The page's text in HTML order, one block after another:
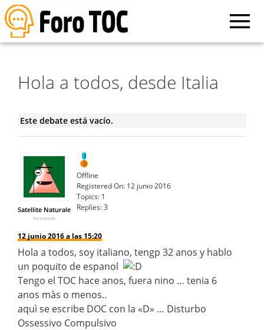
Hola a todos, desde Italia
Este debate está vacío.
Satellite Naturale
Participante
Offline
Registered On: 12 junio 2016
Topics: 1
Replies:3
12 junio 2016 a las 15:20
Hola a todos, soy italiano, tengp 32 anos y hablo
un poquito de espanol
Tengo el TOC hace anos, fuera nino … tenia 6
anos màs o menos..
aquì se escribe DOC con la «D» … Disturbo
Ossessivo Compulsivo